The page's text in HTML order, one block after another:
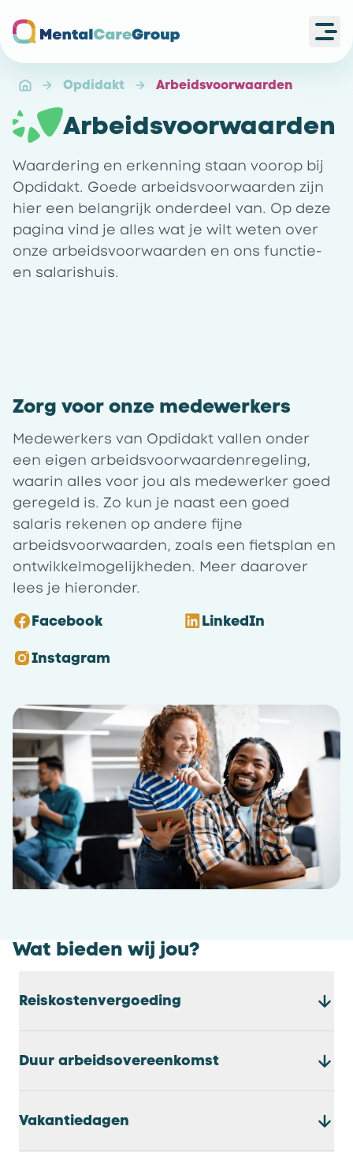
Opdidakt Arbeidsvoorwaarden
Waardering en erkenning staan voorop bij
Opdidakt. Goede arbeidsvoorwaarden zijn
hier een belangrijk onderdeel van. Op deze
pagina vind je alles wat je wilt weten over
onze arbeidsvoorwaarden en ons functie-
en salarishuis.
Arbeidsvoorwaarden
Zorg voor onze medewerkers
Medewerkers van Opdidakt vallen onder
een eigen arbeidsvoorwaardenregeling,
waarin alles voor jou als medewerker goed
geregeld is. Zo kun je naast een goed
salaris rekenen op andere fijne
arbeidsvoorwaarden, zoals een fietsplan en
ontwikkelmogelijkheden. Meer daarover
lees je hieronder.
Facebook
LinkedIn
Instagram
Wat bieden wij jou?
Reiskostenvergoeding
Duur arbeidsovereenkomst
Vakantiedagen